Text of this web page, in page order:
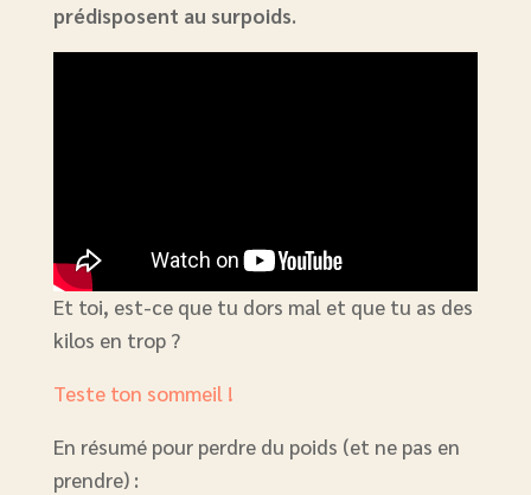
prédisposent au surpoids.
Et toi, est-ce que tu dors mal et que tu as des
kilos en trop ?
Teste ton sommeil !
En résumé pour perdre du poids (et ne pas en
prendre) :